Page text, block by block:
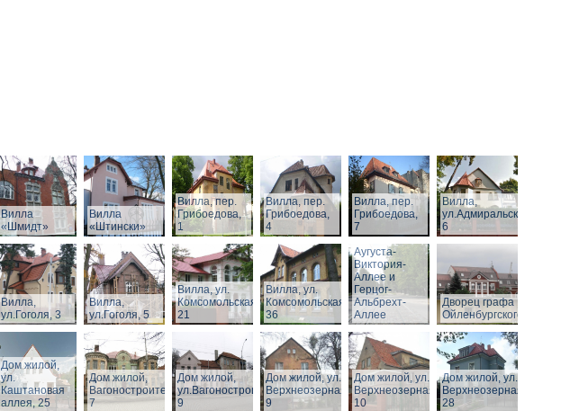
Вилла
«Шмидт»
Вилла
«Штински»
Вилла, пер.
Грибоедова,
1
Вилла, пер.
Грибоедова,
4
Вилла, пер.
Грибоедова,
7
Вилла,
ул.Адмиральская,
6
Вилла,
ул.Гоголя, 3
Вилла,
ул.Гоголя, 5
Вилла, ул.
Комсомольская,
21
Вилла, ул.
Комсомольская,
36
Виллы по
Аугуста-
Виктория-
Аллее и
Герцог-
Альбрехт-
Аллее
Дворец графа
Ойленбургского
Дом жилой,
ул.
Каштановая
аллея, 25
Дом жилой,
Вагоностроительная,
7
Дом жилой,
ул.Вагоностроительная,
9
Дом жилой, ул.
Верхнеозерная,
9
Дом жилой, ул.
Верхнеозерная,
10
Дом жилой, ул.
Верхнеозерная,
28